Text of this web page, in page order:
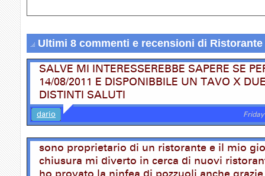
Ultimi 8 commenti e recensioni di Ristorante
SALVE MI INTERESSEREBBE SAPERE SE
14/08/2011 E DISPONIBBILE UN TAVO X
DISTINTI SALUTI
dario
sono proprietario di un ristorante e il mio
chiusura mi diverto in cerca di nuovi